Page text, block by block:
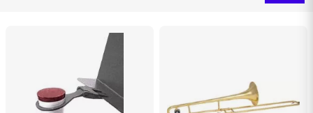
Live-Sound